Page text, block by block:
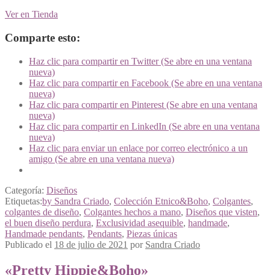
Ver en Tienda
Comparte esto:
Haz clic para compartir en Twitter (Se abre en una ventana
nueva)
Haz clic para compartir en Facebook (Se abre en una ventana
nueva)
Haz clic para compartir en Pinterest (Se abre en una ventana
nueva)
Haz clic para compartir en LinkedIn (Se abre en una ventana
nueva)
Haz clic para enviar un enlace por correo electrónico a un
amigo (Se abre en una ventana nueva)
Categoría: Diseños
Etiquetas:by Sandra Criado, Colección Etnico&Boho, Colgantes,
colgantes de diseño, Colgantes hechos a mano, Diseños que visten,
el buen diseño perdura, Exclusividad asequible, handmade,
Handmade pendants, Pendants, Piezas únicas
Publicado el 18 de julio de 2021 por Sandra Criado
«Pretty Hippie&Boho»